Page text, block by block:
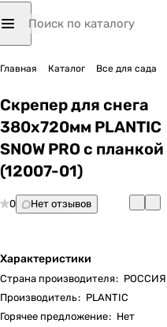
Главная Каталог Все для сада
Скрепер для снега
380х720мм PLANTIC
SNOW PRO с планкой
(12007-01)
0 Нет отзывов
Характеристики
Страна производителя: РОССИЯ
Производитель: PLANTIC
Горячее предложение: Нет